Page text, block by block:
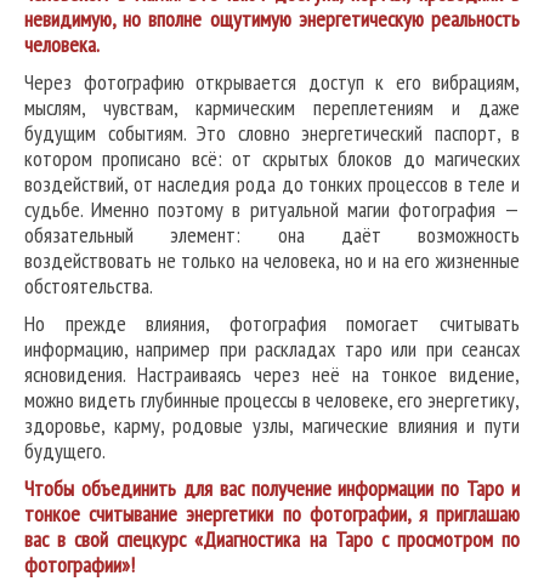
невидимую, но вполне ощутимую энергетическую реальность
человека.
Через фотографию открывается доступ к его вибрациям,
мыслям, чувствам, кармическим переплетениям и даже
будущим событиям. Это словно энергетический паспорт, в
котором прописано всё: от скрытых блоков до магических
воздействий, от наследия рода до тонких процессов в теле и
судьбе. Именно поэтому в ритуальной магии фотография —
обязательный элемент: она даёт возможность
воздействовать не только на человека, но и на его жизненные
обстоятельства.
Но прежде влияния, фотография помогает считывать
информацию, например при раскладах таро или при сеансах
ясновидения. Настраиваясь через неё на тонкое видение,
можно видеть глубинные процессы в человеке, его энергетику,
здоровье, карму, родовые узлы, магические влияния и пути
будущего.
Чтобы объединить для вас получение информации по Таро и
тонкое считывание энергетики по фотографии, я приглашаю
вас в свой спецкурс «Диагностика на Таро с просмотром по
фотографии»!